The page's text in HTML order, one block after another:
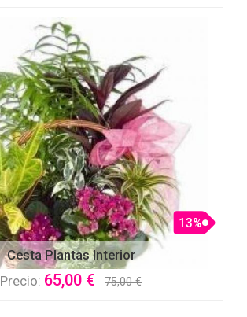
Cesta Plantas Interior
13%
Precio: 65,00 € 75,00 €